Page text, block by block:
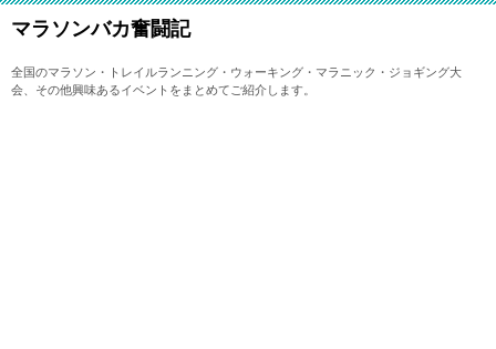
マラソンバカ奮闘記
全国のマラソン・トレイルランニング・ウォーキング・マラニック・ジョギング大
会、その他興味あるイベントをまとめてご紹介します。